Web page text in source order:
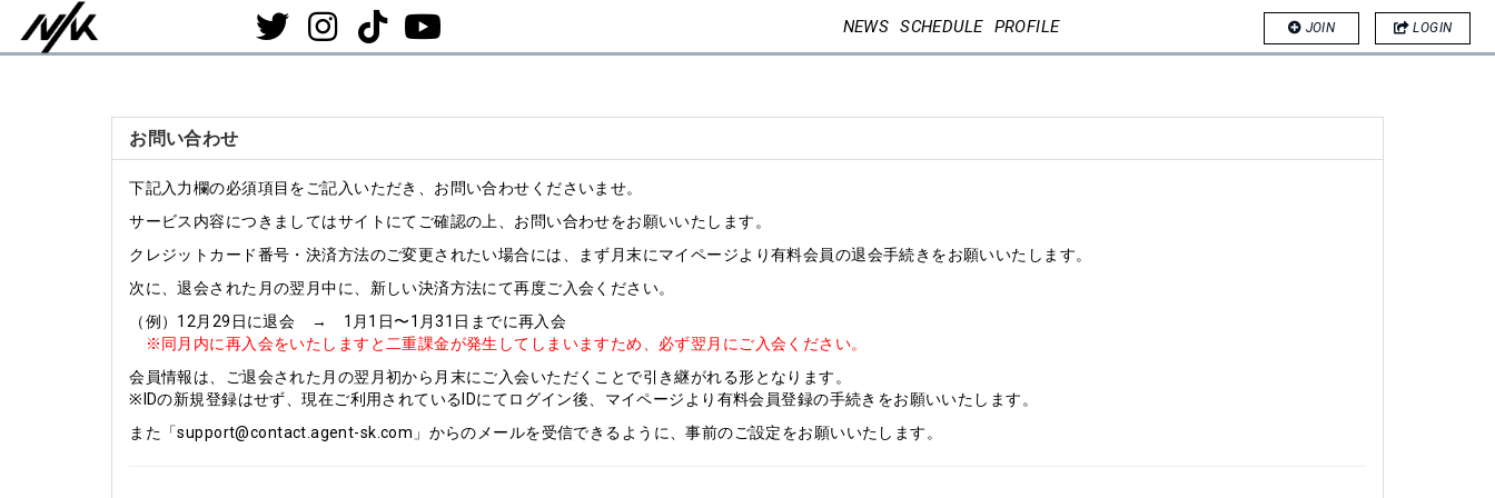
JOIN LOGIN
NEWS SCHEDULE PROFILE
お問い合わせ
下記入力欄の必須項目をご記入いただき、お問い合わせくださいませ。
サービス内容につきましてはサイトにてご確認の上、お問い合わせをお願いいたします。
クレジットカード番号・決済方法のご変更されたい場合には、まず月末にマイページより有料会員の退会手続きをお願いいたします。
次に、退会された月の翌月中に、新しい決済方法にて再度ご入会ください。
（例）12月29日に退会 → 1月1日〜1月31日までに再入会
※同月内に再入会をいたしますと二重課金が発生してしまいますため、必ず翌月にご入会ください。
会員情報は、ご退会された月の翌月初から月末にご入会いただくことで引き継がれる形となります。
※IDの新規登録はせず、現在ご利用されているIDにてログイン後、マイページより有料会員登録の手続きをお願いいたします。
また「support@contact.agent-sk.com」からのメールを受信できるように、事前のご設定をお願いいたします。